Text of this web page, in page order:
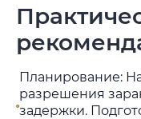
Планирование:
разрешения
задержки.